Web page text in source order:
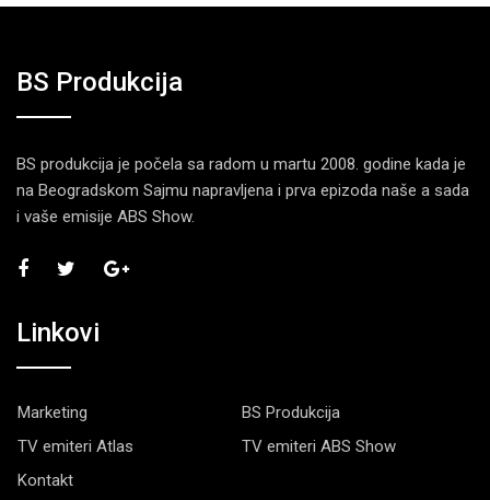
BS Produkcija
BS produkcija je počela sa radom u martu 2008. godine kada je
na Beogradskom Sajmu napravljena i prva epizoda naše a sada
i vaše emisije ABS Show.
Linkovi
Marketing
BS Produkcija
TV emiteri Atlas
TV emiteri ABS Show
Kontakt